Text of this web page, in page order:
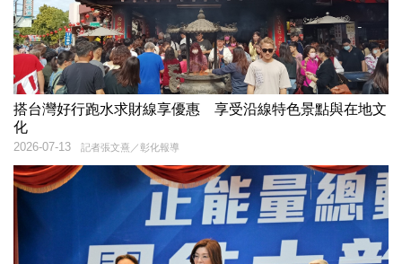
搭台灣好行跑水求財線享優惠 享受沿線特色景點與在地文
化
記者張文熹／彰化報導
2026-07-13